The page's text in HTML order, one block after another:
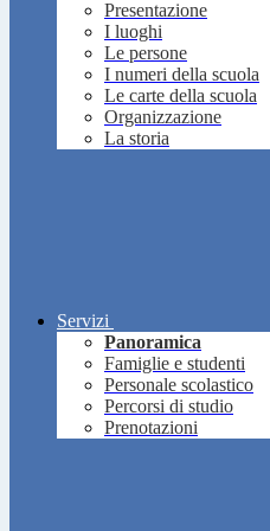
Presentazione
I luoghi
Le persone
I numeri della scuola
Le carte della scuola
Organizzazione
La storia
Servizi
Panoramica
Famiglie e studenti
Personale scolastico
Percorsi di studio
Prenotazioni